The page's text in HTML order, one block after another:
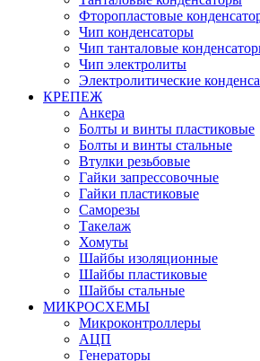
Фторопластовые
Чип конденсаторы
Чип танталовые
Чип электролиты
Электролитические
КРЕПЕЖ
Анкера
Болты и винты пластиковые
Болты и винты стальные
Втулки резьбовые
Гайки запрессовочные
Гайки пластиковые
Саморезы
Такелаж
Хомуты
Шайбы изоляционные
Шайбы пластиковые
Шайбы стальные
МИКРОСХЕМЫ
Микроконтроллеры
АЦП
Генераторы